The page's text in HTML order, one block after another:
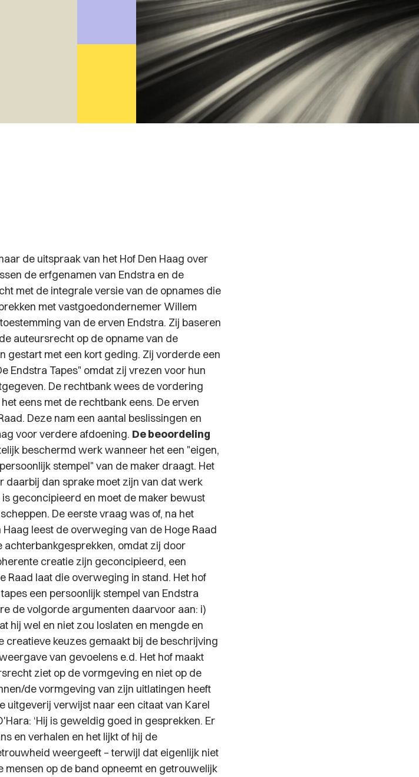
de uitspraak van het Hof Den Haag over
de erfgenamen van Endstra en de
met de integrale versie van de opnames die
met vastgoedondernemer Willem
van de erven Endstra. Zij baseren
auteursrecht op de opname van de
gestart met een kort geding. Zij vorderde een
Endstra Tapes" omdat zij vrezen voor hun
De rechtbank wees de vordering
eens met de rechtbank eens. De erven
Deze nam een aantal beslissingen en
voor verdere afdoening. De beoordeling
beschermd werk wanneer het een "eigen,
stempel" van de maker draagt. Het
dan sprake moet zijn van dat werk
geconcipieerd en moet de maker bewust
De eerste vraag was of, na het
leest de overweging van de Hoge Raad
omdat zij door
creatie zijn geconcipieerd, een
Raad laat die overweging in stand. Het hof
een persoonlijk stempel van Endstra
de volgorde argumenten daarvoor aan: i)
hij wel en niet zou loslaten en mengde en
creatieve keuzes gemaakt bij de beschrijving
van gevoelens e.d. Het hof maakt
ziet op de vormgeving en niet op de
de vormgeving van zijn uitlatingen heeft
uitgeverij verwijst naar een citaat van Karel
‘Hij is geweldig goed in gesprekken. Er
en verhalen en het lijkt of hij de
weergeeft – terwijl dat eigenlijk niet
mensen op de band opneemt en getrouwelijk